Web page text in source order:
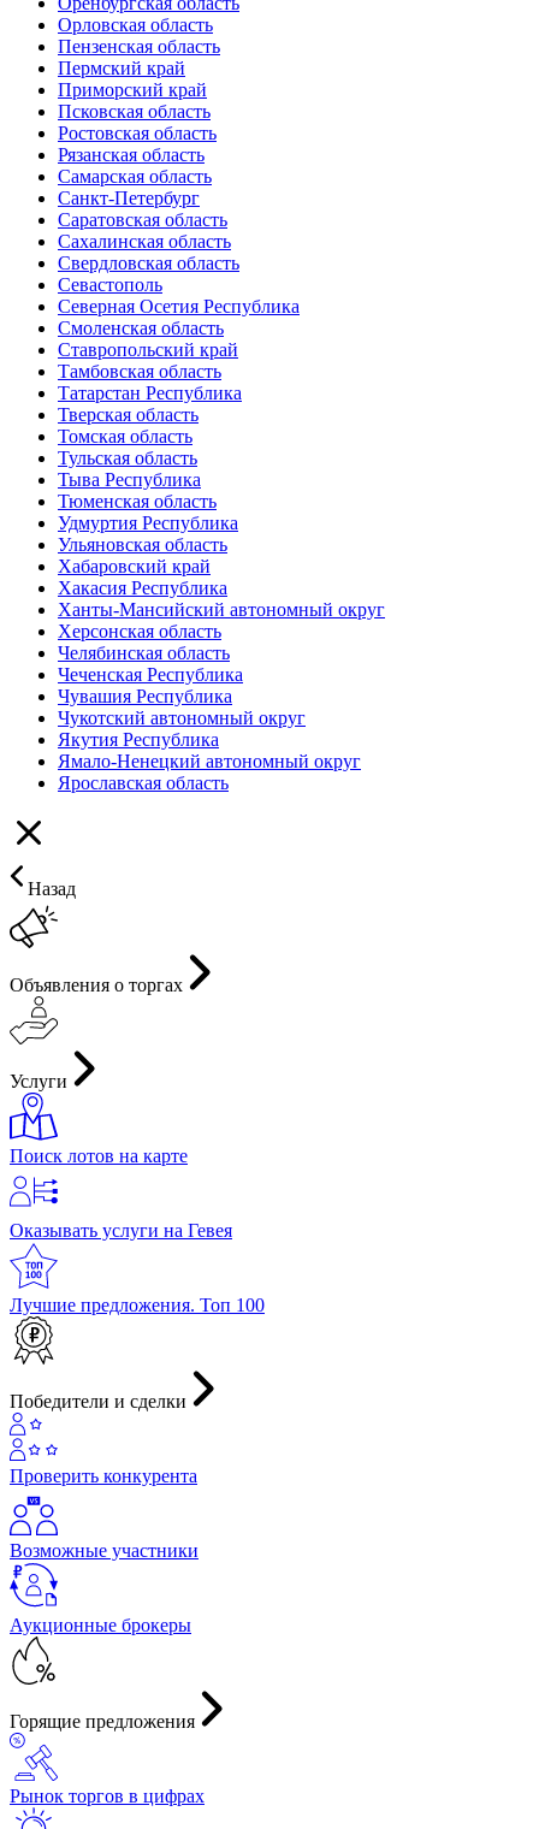
Орловская область
Пензенская область
Пермский край
Приморский край
Псковская область
Ростовская область
Рязанская область
Самарская область
Санкт-Петербург
Саратовская область
Сахалинская область
Свердловская область
Севастополь
Северная Осетия Республика
Смоленская область
Ставропольский край
Тамбовская область
Татарстан Республика
Тверская область
Томская область
Тульская область
Тыва Республика
Тюменская область
Удмуртия Республика
Ульяновская область
Хабаровский край
Хакасия Республика
Ханты-Мансийский автономный округ
Херсонская область
Челябинская область
Чеченская Республика
Чувашия Республика
Чукотский автономный округ
Якутия Республика
Ямало-Ненецкий автономный округ
Ярославская область
Назад
Объявления о торгах
Услуги
Поиск лотов на карте
Оказывать услуги на Гевея
Лучшие предложения. Топ 100
Победители и сделки
Проверить конкурента
Возможные участники
Аукционные брокеры
Горящие предложения
Рынок торгов в цифрах